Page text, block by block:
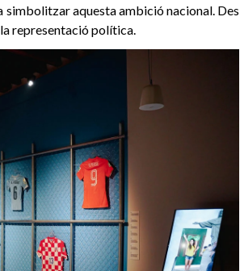
aquesta ambició nacional. Des
representació política.